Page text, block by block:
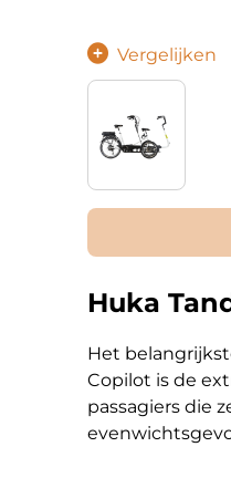
Vergelijken
Huka
Het
Copilot is de
passagiers die